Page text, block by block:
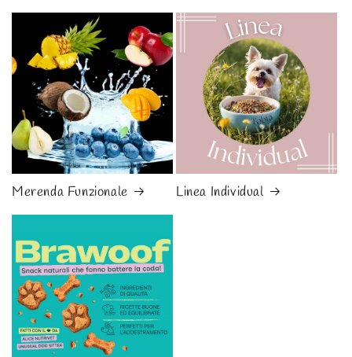
Merenda Funzionale Linea Individual